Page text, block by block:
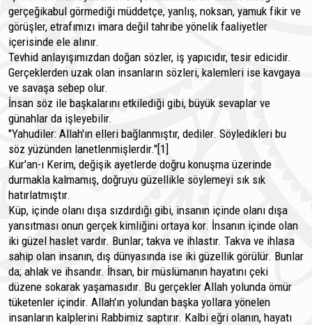
gerçeğikabul görmediği müddetçe, yanlış, noksan, yamuk fikir ve
görüşler, etrafımızı imara değil tahri­be yönelik faaliyetler
içerisinde ele alınır.
Tevhid anlayışımızdan doğan sözler, iş yapıcıdır, te­sir edicidir.
Gerçeklerden uzak olan insanların sözleri, ka­lemleri ise kavgaya
ve savaşa sebep olur.
İnsan söz ile başkalarını etkilediği gibi, büyük sevap­lar ve
günahlar da işleyebilir.
"Yahudiler: Allah'ın elleri bağlanmıştır, dediler. Söy­ledikleri bu
söz yüzünden lanetlenmişlerdir."[1]
Kur'an-ı Kerim, değişik ayetlerde doğru konuşma üzerinde
durmakla kalmamış, doğruyu güzellikle söylemeyi sık sık
hatırlatmıştır.
Küp, içinde olanı dışa sızdırdığı gibi, insanın içinde olanı dışa
yansıtması onun gerçek kimliğini ortaya kor. İn­sanın içinde olan
iki güzel haslet vardır. Bunlar; takva ve ihlastır. Takva ve ihlasa
sahip olan insanın, dış dünyasında ise iki güzellik görülür. Bunlar
da; ahlak ve ihsandır. İhsan, bir müslümanın hayatını çeki
düzene sokarak yaşamasıdır. Bu gerçekler Allah yolunda ömür
tüketenler içindir. Allah'ın yolundan başka yollara yönelen
insanların kalplerini Rabbimiz saptırır. Kalbi eğri olanın, hayatı